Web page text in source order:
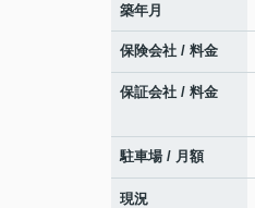
築年月
保険会社 / 料金
保証会社 / 料金
駐車場 / 月額
現況